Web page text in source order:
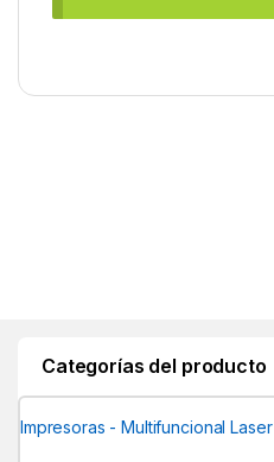
Categorías del producto
Impresoras - Multifuncional Laser